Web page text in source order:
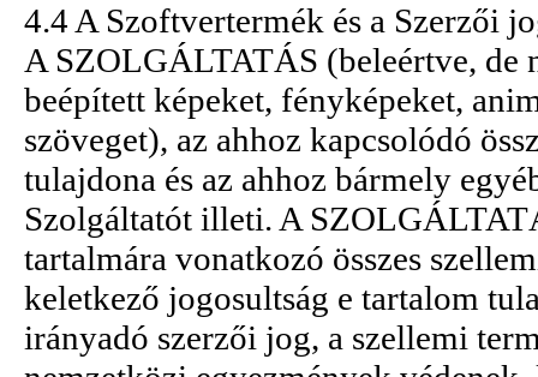
4.4 A Szoftvertermék és a Szerzői
A SZOLGÁLTATÁS (beleértve,
beépített képeket, fényképeket,
szöveget), az ahhoz kapcsolódó
tulajdona és az ahhoz bármely
Szolgáltatót illeti. A
tartalmára vonatkozó összes
keletkező jogosultság e tartalom
irányadó szerzői jog, a szellemi